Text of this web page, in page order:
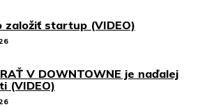
založiť startup (VIDEO)
V DOWNTOWNE je naďalej
(VIDEO)